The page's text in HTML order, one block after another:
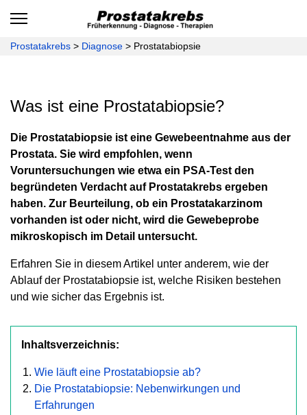
Prostatakrebs > Diagnose > Prostatabiopsie
Was ist eine Prostatabiopsie?
Die Prostatabiopsie ist eine Gewebeentnahme aus der
Prostata. Sie wird empfohlen, wenn
Voruntersuchungen wie etwa ein PSA-Test den
begründeten Verdacht auf Prostatakrebs ergeben
haben. Zur Beurteilung, ob ein Prostatakarzinom
vorhanden ist oder nicht, wird die Gewebeprobe
mikroskopisch im Detail untersucht.
Erfahren Sie in diesem Artikel unter anderem, wie der
Ablauf der Prostatabiopsie ist, welche Risiken bestehen
und wie sicher das Ergebnis ist.
Inhaltsverzeichnis:
Wie läuft eine Prostatabiopsie ab?
Die Prostatabiopsie: Nebenwirkungen und
Erfahrungen